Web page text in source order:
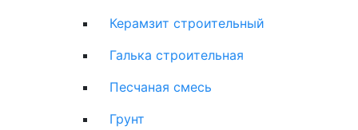
Керамзит строительный
Галька строительная
Песчаная смесь
Грунт